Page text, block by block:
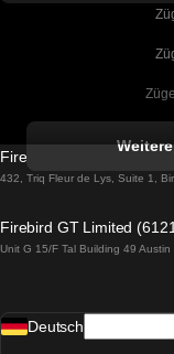
Firebird GT Limited (OC
432, Triq Fleur de Lys, Suite 1,
Firebird GT Limited
Unit G 15/F Tal Building 49
Deutsch